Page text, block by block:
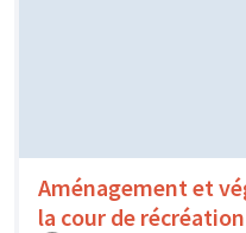
Aménagement et
la cour de récréation